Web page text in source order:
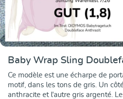
Baby Wrap Sling
Ce modèle est une écharpe de
motif, dans les tons de gris. Un
anthracite et l'autre gris argenté.